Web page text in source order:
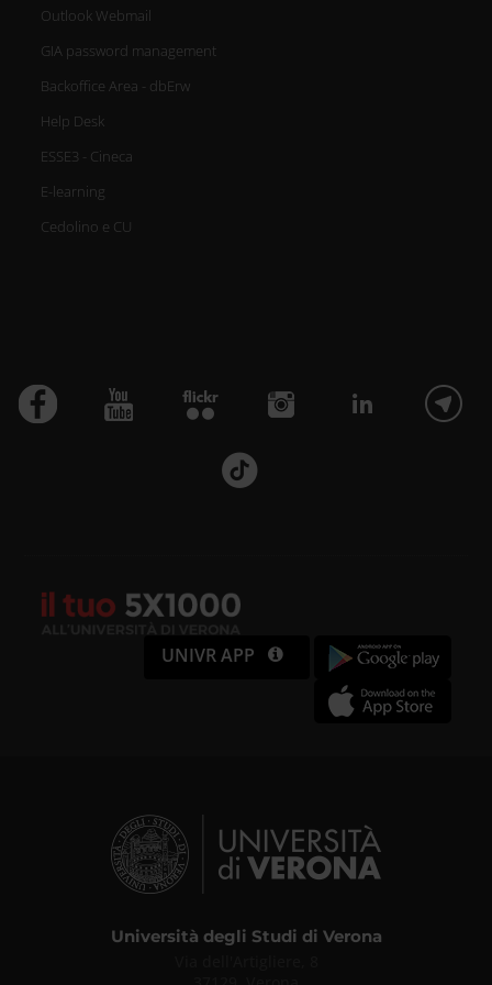
Outlook Webmail
GIA password management
Backoffice Area - dbErw
Help Desk
ESSE3 - Cineca
E-learning
Cedolino e CU
UNIVR APP
Università degli Studi di Verona